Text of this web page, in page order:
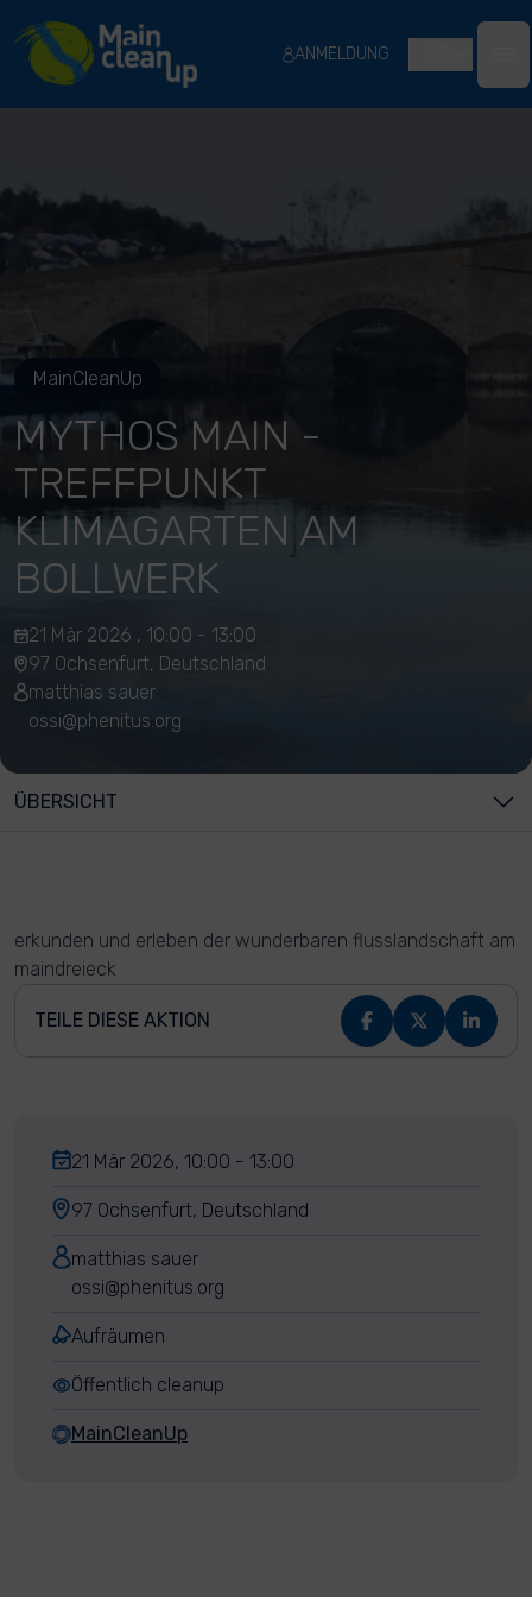
River Cleanup
ANMELDUNG
MainCleanUp
MYTHOS MAIN -
TREFFPUNKT
KLIMAGARTEN AM
BOLLWERK
21 Mär 2026 , 10:00 - 13:00
97 Ochsenfurt, Deutschland
matthias sauer
ossi@phenitus.org
ÜBERSICHT
erkunden und erleben der wunderbaren flusslandschaft am
maindreieck
TEILE DIESE AKTION
21 Mär 2026, 10:00 - 13:00
97 Ochsenfurt, Deutschland
matthias sauer
ossi@phenitus.org
Aufräumen
Öffentlich cleanup
MainCleanUp